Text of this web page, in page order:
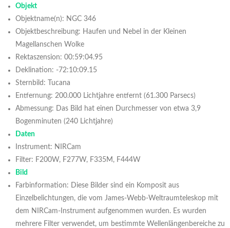
Objekt
Objektname(n): NGC 346
Objektbeschreibung: Haufen und Nebel in der Kleinen
Magellanschen Wolke
Rektaszension: 00:59:04.95
Deklination: -72:10:09.15
Sternbild: Tucana
Entfernung: 200.000 Lichtjahre entfernt (61.300 Parsecs)
Abmessung: Das Bild hat einen Durchmesser von etwa 3,9
Bogenminuten (240 Lichtjahre)
Daten
Instrument: NIRCam
Filter: F200W, F277W, F335M, F444W
Bild
Farbinformation: Diese Bilder sind ein Komposit aus
Einzelbelichtungen, die vom James-Webb-Weltraumteleskop mit
dem NIRCam-Instrument aufgenommen wurden. Es wurden
mehrere Filter verwendet, um bestimmte Wellenlängenbereiche zu